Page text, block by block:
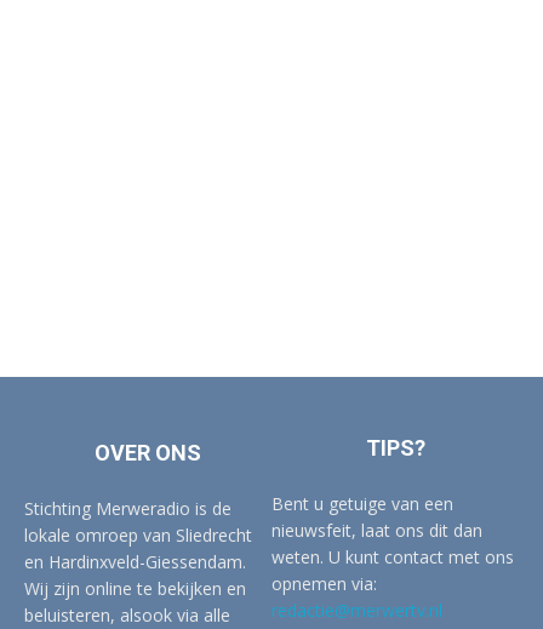
OVER ONS
Stichting Merweradio is de
lokale omroep van Sliedrecht
en Hardinxveld-Giessendam.
Wij zijn online te bekijken en
beluisteren, alsook via alle
TIPS?
Bent u getuige van een
nieuwsfeit, laat ons dit dan
weten. U kunt contact met ons
opnemen via:
redactie@merwertv.nl